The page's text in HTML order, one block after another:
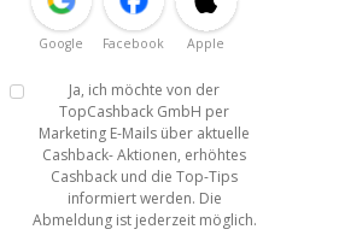
Google Facebook Apple
Ja, ich möchte von der
TopCashback GmbH per
Marketing E-Mails über aktuelle
Cashback- Aktionen, erhöhtes
Cashback und die Top-Tips
informiert werden. Die
Abmeldung ist jederzeit möglich.